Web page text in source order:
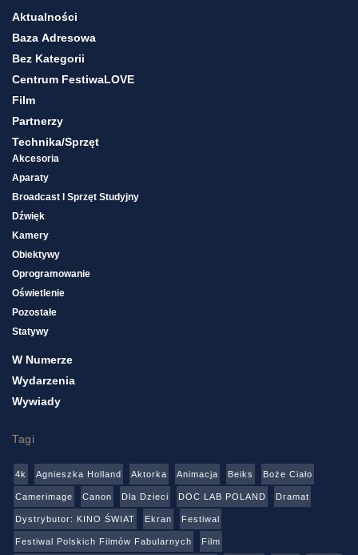
Aktualności
Baza Adresowa
Bez Kategorii
Centrum FestiwaLOVE
Film
Partnerzy
Technika/sprzęt
Akcesoria
Aparaty
Broadcast I Sprzęt Studyjny
Dźwięk
Kamery
Obiektywy
Oprogramowanie
Oświetlenie
Pozostałe
Statywy
W Numerze
Wydarzenia
Wywiady
Tagi
4k Agnieszka Holland Aktorka Animacja Beiks Boże Ciało
Camerimage Canon Dla Dzieci DOC LAB POLAND Dramat
Dystrybutor: KINO ŚWIAT Ekran Festiwal
Festiwal Polskich Filmów Fabularnych Film